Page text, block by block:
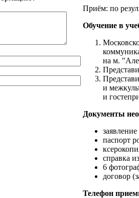
Приём: по
Обучение в
на м.
и
и
Документы
паспорт
справка
6
договор
Телефон